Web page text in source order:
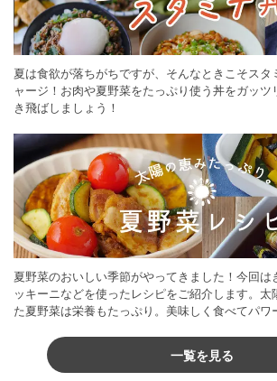
夏は食欲が落ちがちですが、そんなときこそスタ
ャージ！お肉や夏野菜をたっぷり使う丼をガッツ
き飛ばしましょう！
夏野菜のおいしい季節がやってきました！今回
ッキーニなどを使ったレシピをご紹介します。
た夏野菜は栄養もたっぷり。美味しく食べてパワ
一覧を見る